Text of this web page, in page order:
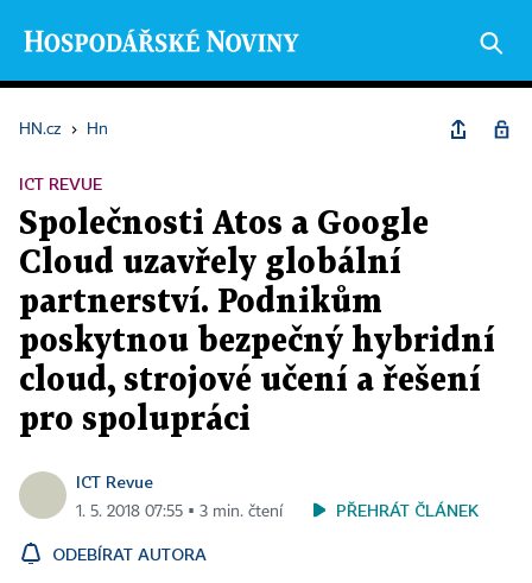
HN.cz › Hn
ICT REVUE
Společnosti Atos a Google
Cloud uzavřely globální
partnerství. Podnikům
poskytnou bezpečný hybridní
cloud, strojové učení a řešení
pro spolupráci
ICT Revue
1. 5. 2018 07:55 ▪ 3 min. čtení PŘEHRÁT ČLÁNEK
ODEBÍRAT AUTORA